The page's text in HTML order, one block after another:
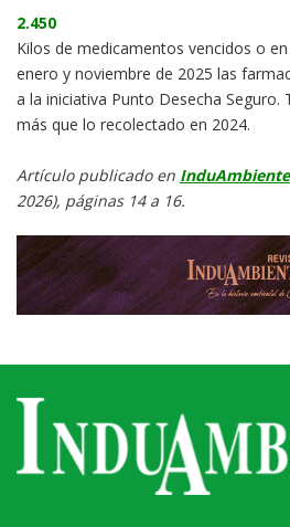
2.450
Kilos de medicamentos vencidos o
enero y noviembre de 2025 las
a la iniciativa Punto Desecha Seguro.
más que lo recolectado en 2024.
Artículo publicado en InduAmbiente
2026), páginas 14 a 16.